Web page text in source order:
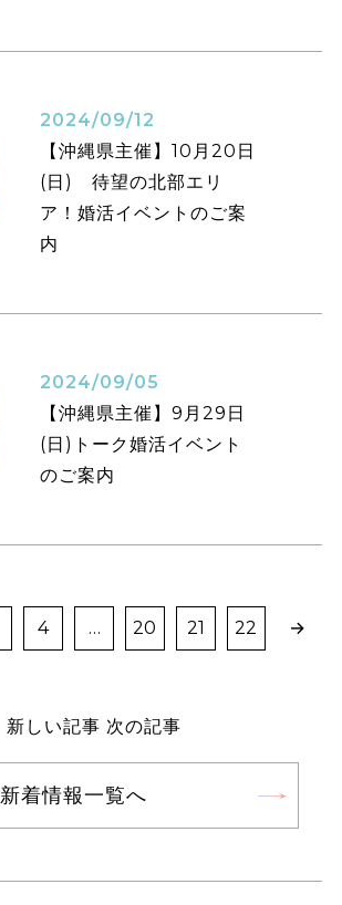
2024/09/12
【沖縄県主催】10月20日
(日) 待望の北部エリ
ア！婚活イベントのご案
内
2024/09/05
【沖縄県主催】9月29日
(日)トーク婚活イベント
のご案内
4 … 20 21 22 →
新しい記事 次の記事
新着情報一覧へ